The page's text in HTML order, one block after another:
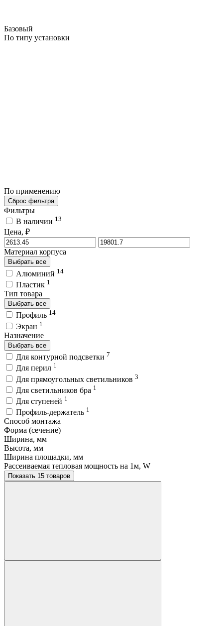
Базовый
По типу установки
По применению
Сброс фильтра
Фильтры
В наличии 13
Цена, ₽
Материал корпуса
Выбрать все
Алюминий 14
Пластик 1
Тип товара
Выбрать все
Профиль 14
Экран 1
Назначение
Выбрать все
Для контурной подсветки 7
Для перил 1
Для прямоугольных светильников 3
Для светильников бра 1
Для ступеней 1
Профиль-держатель 1
Способ монтажа
Форма (сечение)
Ширина, мм
Высота, мм
Ширина площадки, мм
Рассеиваемая тепловая мощность на 1м, W
Показать 15 товаров